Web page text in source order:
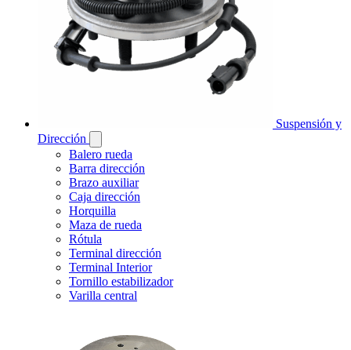
Suspensión y
Dirección
Balero rueda
Barra dirección
Brazo auxiliar
Caja dirección
Horquilla
Maza de rueda
Rótula
Terminal dirección
Terminal Interior
Tornillo estabilizador
Varilla central